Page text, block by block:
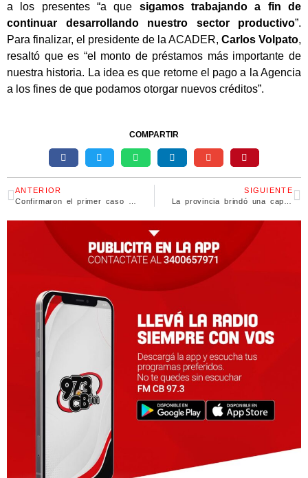
a los presentes “a que sigamos trabajando a fin de
continuar desarrollando nuestro sector productivo”.
Para finalizar, el presidente de la ACADER, Carlos Volpato,
resaltó que es “el monto de préstamos más importante de
nuestra historia. La idea es que retorne el pago a la Agencia
a los fines de que podamos otorgar nuevos créditos”.
COMPARTIR
ANTERIOR
SIGUIENTE